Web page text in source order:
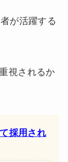
が活躍する
視されるか
採用され